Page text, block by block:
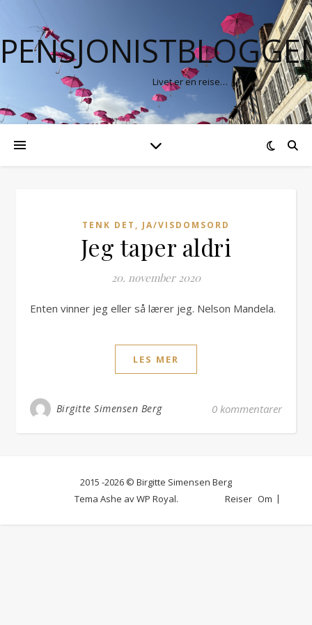
Livet er en reise…
TENK DET, JA/VISDOMSORD
Jeg taper aldri
20. november 2020
Enten vinner jeg eller så lærer jeg. Nelson Mandela.
LES MER
Birgitte Simensen Berg 0 kommentarer
2015 -2026 © Birgitte Simensen Berg
Reiser Om
Tema Ashe avWP Royal.